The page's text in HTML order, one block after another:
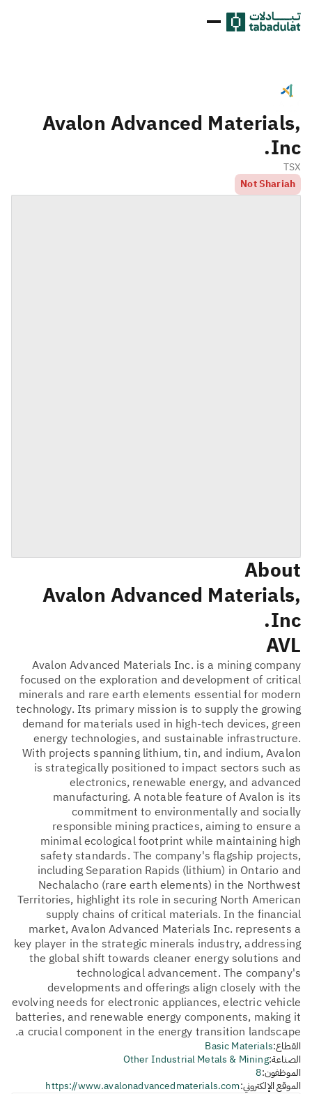
Avalon Advanced Materials,
Inc.
TSX
Not Shariah
About
Avalon Advanced Materials,
Inc.
AVL
Avalon Advanced Materials Inc. is a mining company
focused on the exploration and development of critical
minerals and rare earth elements essential for modern
technology. Its primary mission is to supply the growing
demand for materials used in high-tech devices, green
energy technologies, and sustainable infrastructure.
With projects spanning lithium, tin, and indium, Avalon
is strategically positioned to impact sectors such as
electronics, renewable energy, and advanced
manufacturing. A notable feature of Avalon is its
commitment to environmentally and socially
responsible mining practices, aiming to ensure a
minimal ecological footprint while maintaining high
safety standards. The company's flagship projects,
including Separation Rapids (lithium) in Ontario and
Nechalacho (rare earth elements) in the Northwest
Territories, highlight its role in securing North American
supply chains of critical materials. In the financial
market, Avalon Advanced Materials Inc. represents a
key player in the strategic minerals industry, addressing
the global shift towards cleaner energy solutions and
technological advancement. The company's
developments and offerings align closely with the
evolving needs for electronic appliances, electric vehicle
batteries, and renewable energy components, making it
a crucial component in the energy transition landscape.
القطاع:Basic Materials
الصناعة:Other Industrial Metals & Mining
الموظفون:8
الموقع الإلكتروني:https://www.avalonadvancedmaterials.com